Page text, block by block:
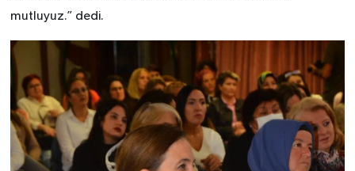
mutluyuz.” dedi.